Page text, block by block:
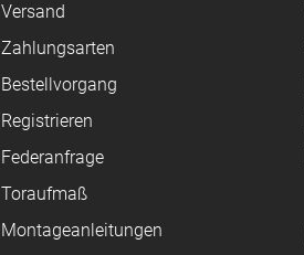
Versand
Zahlungsarten
Bestellvorgang
Registrieren
Federanfrage
Toraufmaß
Montageanleitungen